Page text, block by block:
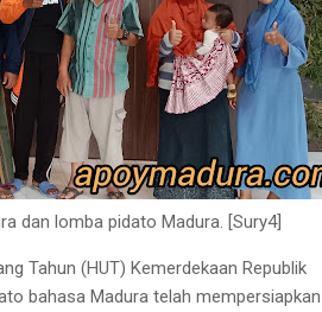
dan lomba pidato Madura. [Sury4]
Tahun (HUT) Kemerdekaan Republik
bahasa Madura telah mempersiapkan